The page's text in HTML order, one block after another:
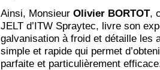
Ainsi, Monsieur Olivier BORTOT,
JELT d’ITW Spraytec, livre son
galvanisation à froid et détaille les
simple et rapide qui permet
parfaite et particulièrement